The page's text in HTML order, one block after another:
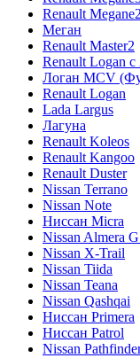
Renault Megane2
Меган
Renault Master2
Renault Logan c
Логан МСV
Renault Logan
Lada Largus
Лагуна
Renault Koleos
Renault Kangoo
Renault Duster
Nissan Terrano
Nissan Note
Ниссан Micra
Nissan Almera
Nissan X-Trail
Nissan Tiida
Nissan Teana
Nissan Qashqai
Ниссан Primera
Ниссан Patrol
Nissan